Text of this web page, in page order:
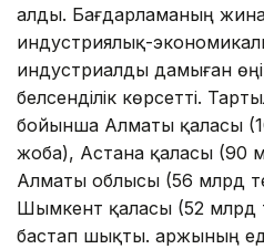
алды. Бағдарламаның
индустриялық-
индустриалды дамыған
белсенділік көрсетті.
бойынша Алматы қаласы
жоба), Астана қаласы (90
Алматы облысы (56 млрд
Шымкент қаласы (52 млрд
бастап шықты. Қаржының